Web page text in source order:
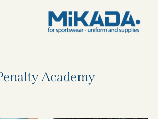
Penalty Academy